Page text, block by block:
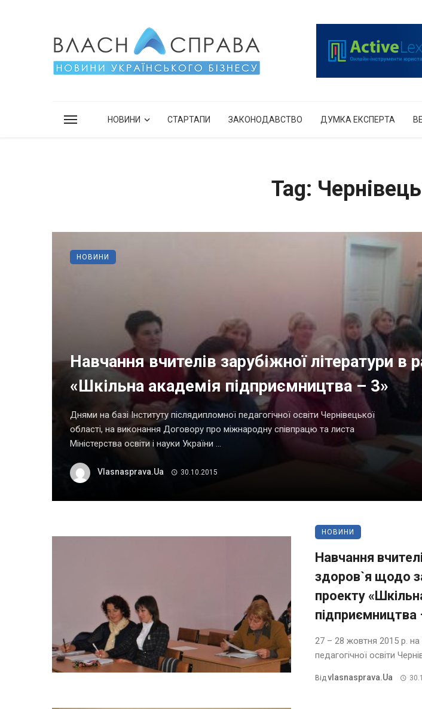
НОВИНИ СТАРТАПИ ЗАКОНОДАВСТВО ДУМКА ЕКСПЕРТА
Tag:
Навчання вчителів зарубіжної літератури в
«Шкільна академія підприємництва – 3»
Днями на базі Інституту післядипломної педагогічної освіти Чернівецької
області, на виконання Договору про міжнародну співпрацю та листа
Міністерства освіти і науки України ...
Vlasnasprava.ua 30.10.2015
НОВИНИ
НОВИНИ
Навчання
здоров`я щодо
проекту
підприємництва
27 – 28 жовтня 2015 р. на
педагогічної освіти
ВідVlasnasprava.ua